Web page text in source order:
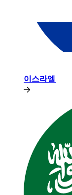
이스라엘​​